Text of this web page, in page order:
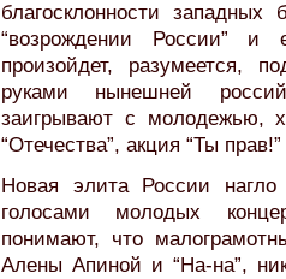
благосклонности
“возрождении России” и
произойдет, разумеется,
руками нынешней
заигрывают с молодежью,
“Отечества”, акция “Ты
Новая элита России
голосами молодых
понимают, что
Алены Апиной и “На-на”,